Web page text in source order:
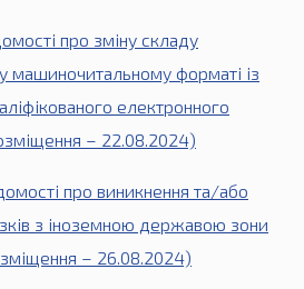
про зміну складу
машиночитальному форматі із
електронного
– 22.08.2024)
про виникнення та/або
з іноземною державою зони
– 26.08.2024)